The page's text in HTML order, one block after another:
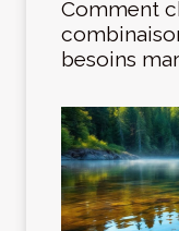
Comment
besoins